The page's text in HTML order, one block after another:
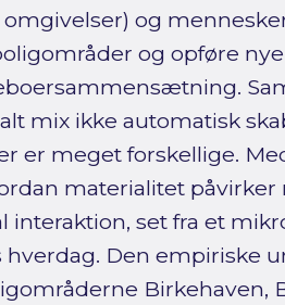
og
og opføre
mix ikke automatisk
er meget forskellige.
materialitet
set fra et
Den empiriske
Birkehaven,